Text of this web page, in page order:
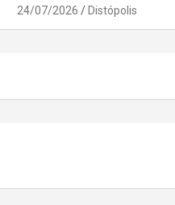
24/07/2026 Distópolis